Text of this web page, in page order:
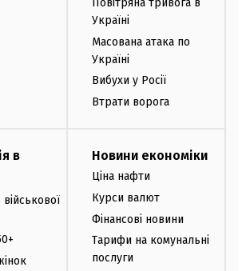
Україні
Масована атака по
Україні
Вибухи у Росії
Втрати ворога
в
Новини економіки
Ціна нафти
Курси валют
Фінансові новини
Тарифи на комунальні
послуги